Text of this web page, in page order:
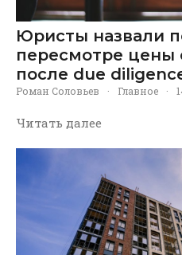
Юристы назвали
пересмотре цены
после due
Роман Соловьев · Главное ·
Читать далее